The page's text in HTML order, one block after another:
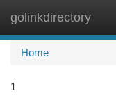
golinkdirectory
Home
1